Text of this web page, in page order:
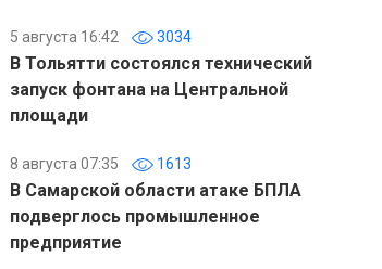
5 августа 16:42 3034
В Тольятти состоялся технический
запуск фонтана на Центральной
площади
8 августа 07:35 1613
В Самарской области атаке БПЛА
подверглось промышленное
предприятие